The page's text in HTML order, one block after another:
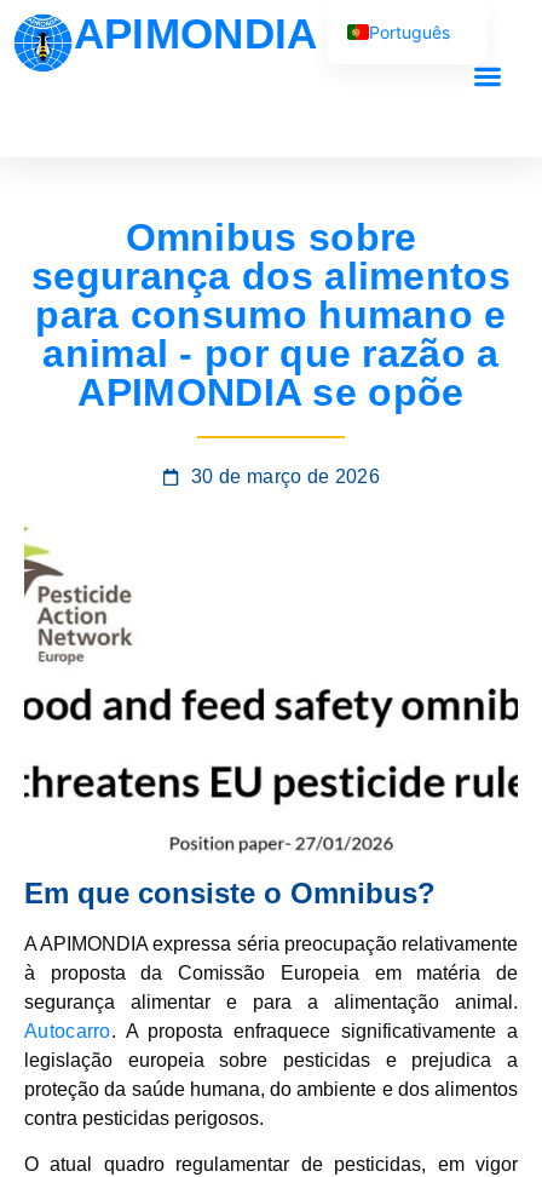
APIMONDIA
Omnibus sobre
segurança dos alimentos
para consumo humano e
animal - por que razão a
APIMONDIA se opõe
30 de março de 2026
Em que consiste o Omnibus?
A APIMONDIA expressa séria preocupação relativamente
à proposta da Comissão Europeia em matéria de
segurança alimentar e para a alimentação animal.
Autocarro. A proposta enfraquece significativamente a
legislação europeia sobre pesticidas e prejudica a
proteção da saúde humana, do ambiente e dos alimentos
contra pesticidas perigosos.
O atual quadro regulamentar de pesticidas, em vigor
Português
Русский